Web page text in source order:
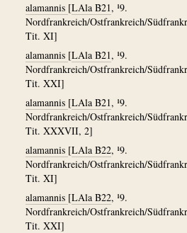
alamannis [LAla B21, ¹9.
Nordfrankreich/Ostfrankreich/
Tit. XI]
alamannis [LAla B21, ¹9.
Nordfrankreich/Ostfrankreich/
Tit. XXI]
alamannis [LAla B21, ¹9.
Nordfrankreich/Ostfrankreich/
Tit. XXXVII, 2]
alamannis [LAla B22, ¹9.
Nordfrankreich/Ostfrankreich/
Tit. XI]
alamannis [LAla B22, ¹9.
Nordfrankreich/Ostfrankreich/
Tit. XXI]